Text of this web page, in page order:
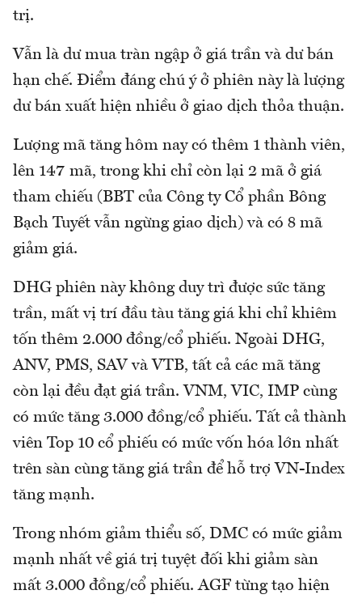
trị.
Vẫn là dư mua tràn ngập ở giá trần và dư bán
hạn chế. Điểm đáng chú ý ở phiên này là lượng
dư bán xuất hiện nhiều ở giao dịch thỏa thuận.
Lượng mã tăng hôm nay có thêm 1 thành viên,
lên 147 mã, trong khi chỉ còn lại 2 mã ở giá
tham chiếu (BBT của Công ty Cổ phần Bông
Bạch Tuyết vẫn ngừng giao dịch) và có 8 mã
giảm giá.
DHG phiên này không duy trì được sức tăng
trần, mất vị trí đầu tàu tăng giá khi chỉ khiêm
tốn thêm 2.000 đồng/cổ phiếu. Ngoài DHG,
ANV, PMS, SAV và VTB, tất cả các mã tăng
còn lại đều đạt giá trần. VNM, VIC, IMP cùng
có mức tăng 3.000 đồng/cổ phiếu. Tất cả thành
viên Top 10 cổ phiếu có mức vốn hóa lớn nhất
trên sàn cùng tăng giá trần để hỗ trợ VN-Index
tăng mạnh.
Trong nhóm giảm thiểu số, DMC có mức giảm
mạnh nhất về giá trị tuyệt đối khi giảm sàn
mất 3.000 đồng/cổ phiếu. AGF từng tạo hiện